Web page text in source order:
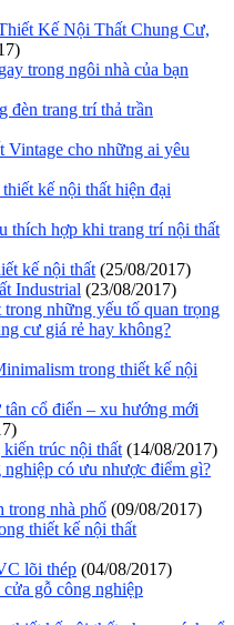
Kế Nội Thất Chung Cư,
trong ngôi nhà của bạn
đèn trang trí thả trần
Vintage cho những ai yêu
kế nội thất hiện đại
thích hợp khi trang trí nội thất
kế nội thất (25/08/2017)
Industrial (23/08/2017)
trong những yếu tố quan trọng
cư giá rẻ hay không?
trong thiết kế nội
cổ điển – xu hướng mới
trúc nội thất (14/08/2017)
có ưu nhược điểm gì?
trong nhà phố (09/08/2017)
thiết kế nội thất
lõi thép (04/08/2017)
gỗ công nghiệp